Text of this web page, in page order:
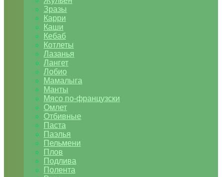
Зразы
Карри
Каши
Кебаб
Котлеты
Лазанья
Лангет
Лобио
Мамалыга
Манты
Мясо по-французски
Омлет
Отбивные
Паста
Паэлья
Пельмени
Плов
Подлива
Полента